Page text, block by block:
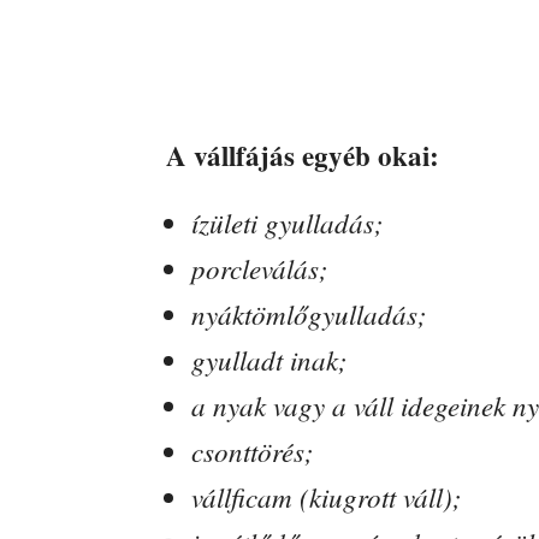
A vállfájás egyéb okai:
ízületi gyulladás;
porcleválás;
nyáktömlőgyulladás;
gyulladt inak;
a nyak vagy a váll idegeinek
csonttörés;
vállficam (kiugrott váll);